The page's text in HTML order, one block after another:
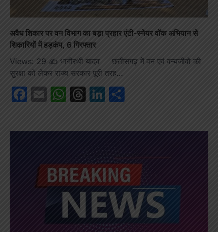
अवैध शिकार पर वन विभाग का बड़ा प्रहार एंटी-स्नेयर वॉक अभियान से
शिकारियों में हड़कंप, 6 गिरफ्तार
Views: 29 ✍️ भागीरथी यादव छत्तीसगढ़ में वन एवं वन्यजीवों की
सुरक्षा को लेकर राज्य सरकार पूरी तरह…
Facebook
EmailWhatsApp
Threads
LinkedIn